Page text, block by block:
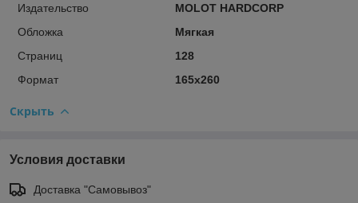
Издательство
MOLOT HARDCORP
Обложка
Мягкая
Страниц
128
Формат
165х260
Скрыть
Условия доставки
Доставка "Самовывоз"